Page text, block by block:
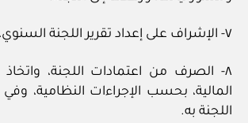
٧- الإشراف على إعداد تقرير اللجنة السنوي، ورفعه إليها.
٨- الصرف من اعتمادات اللجنة، واتخاذ
المالية، بحسب الإجراءات النظامية،
اللجنة به.